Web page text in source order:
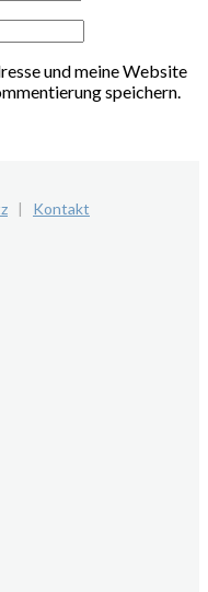
und meine Website
speichern.
| Kontakt